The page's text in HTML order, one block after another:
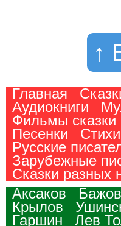
↑
Главная
Аудиокниги
Фильмы сказки
Песенки
Стихи
Русские
Зарубежные
Сказки разных
Аксаков
Бажов
Крылов
Гаршин
Лев